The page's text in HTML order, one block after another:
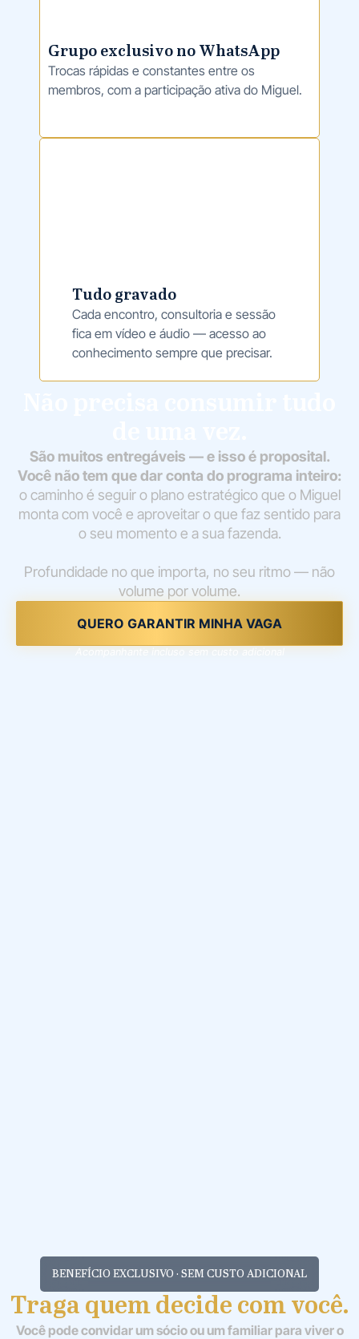
Grupo exclusivo no WhatsApp
Trocas rápidas e constantes entre os
membros, com a participação ativa do Miguel.
Tudo gravado
Cada encontro, consultoria e sessão
fica em vídeo e áudio — acesso ao
conhecimento sempre que precisar.
São muitos entregáveis — e isso é proposital.
Você não tem que dar conta do programa inteiro:
o caminho é seguir o plano estratégico que o Miguel
monta com você e aproveitar o que faz sentido para
o seu momento e a sua fazenda.
Profundidade no que importa, no seu ritmo — não
volume por volume.
QUERO GARANTIR MINHA VAGA
BENEFÍCIO EXCLUSIVO · SEM CUSTO ADICIONAL
Traga quem decide com você.
Você pode convidar um sócio ou um familiar para viver o